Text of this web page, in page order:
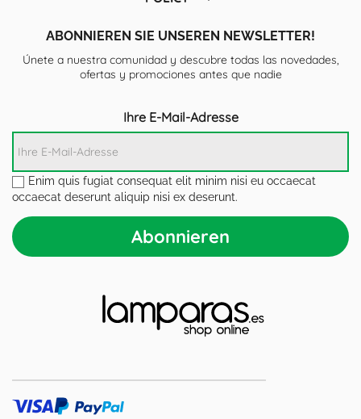
ABONNIEREN SIE UNSEREN NEWSLETTER!
Únete a nuestra comunidad y descubre todas las novedades,
ofertas y promociones antes que nadie
Ihre E-Mail-Adresse
Enim quis fugiat consequat elit minim nisi eu occaecat
occaecat deserunt aliquip nisi ex deserunt.